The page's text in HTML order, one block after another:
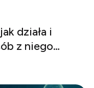
działa i
z niego